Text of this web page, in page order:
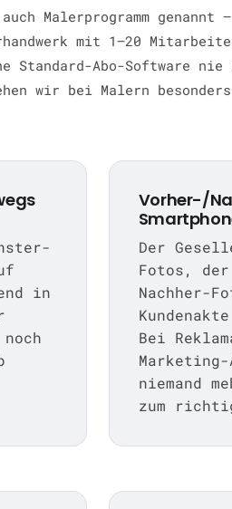
Malerprogramm genannt
mit 1–20
Standard-Abo-Software nie
wir bei Malern
in
Vorher-/
Der
Fotos,
Nachher-
Bei
niemand
zum